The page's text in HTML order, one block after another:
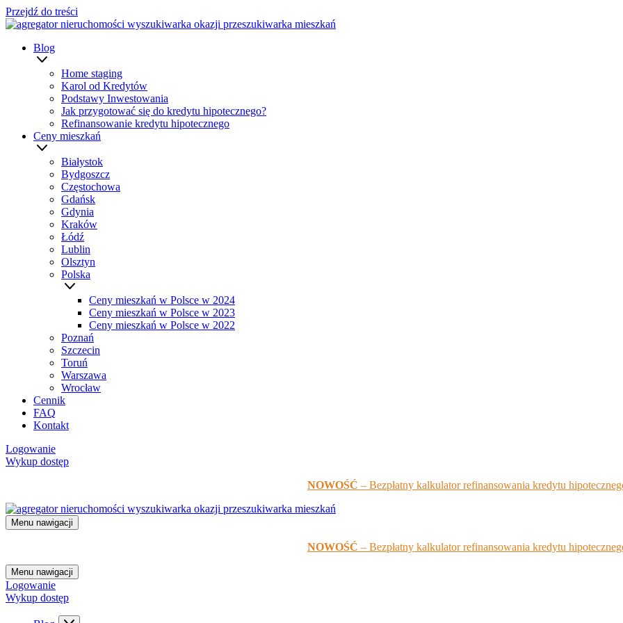
Przejdź do treści
Blog
Home staging
Karol od Kredytów
Podstawy Inwestowania
Jak przygotować się do kredytu hipotecznego?
Refinansowanie kredytu hipotecznego
Ceny mieszkań
Białystok
Bydgoszcz
Częstochowa
Gdańsk
Gdynia
Kraków
Łódź
Lublin
Olsztyn
Polska
Ceny mieszkań w Polsce w 2024
Ceny mieszkań w Polsce w 2023
Ceny mieszkań w Polsce w 2022
Poznań
Szczecin
Toruń
Warszawa
Wrocław
Cennik
FAQ
Kontakt
Logowanie
Wykup dostęp
NOWOŚĆ – Bezpłatny kalkulator refinansowania kredytu
Menu nawigacji
NOWOŚĆ – Bezpłatny kalkulator refinansowania kredytu
Menu nawigacji
Logowanie
Wykup dostęp